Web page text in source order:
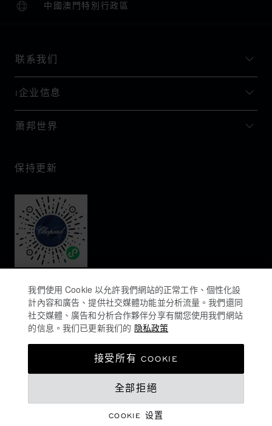
MOP$ 134,000.00
中國澳門特別行政區
本地化（更改国家/地区）
更改国家/地区
联系我们
I企业信息
萧邦世界
保持更新
COOKIES政策
我們使用 Cookie 以允許我們網站的正常工作、個性化設
計內容和廣告、提供社交媒體功能並分析流量。我們還同
社交媒體、廣告和分析合作夥伴分享有關您使用我們網站
的信息。我们已更新我们的 隐私政策
COOKIE 设置
全部拒絕
接受所有 COOKIE